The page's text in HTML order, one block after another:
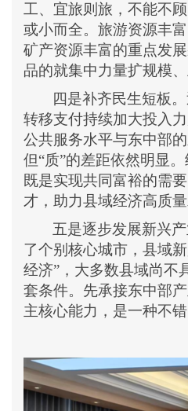
工、宜旅则旅，不能不
或小而全。旅游资源丰
矿产资源丰富的重点发
品的就集中力量扩规模
四是补齐民生短板
转移支付持续加大投入
公共服务水平与东中部
但“质”的差距依然明显
既是实现共同富裕的需
才，助力县域经济高质量
五是逐步发展新兴
了个别核心城市，县域
经济” ，大多数县域尚不
套条件。先承接东中部
主核心能力，是一种不错